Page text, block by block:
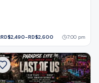
RD$2,490-RD$2,600 7:00 pm